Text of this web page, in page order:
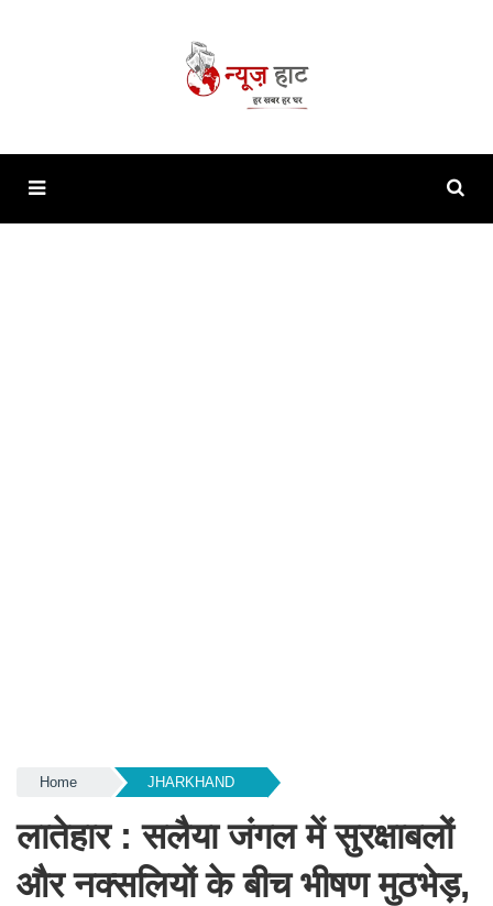
Home JHARKHAND
लातेहार : सलैया जंगल में सुरक्षाबलों
और नक्सलियों के बीच भीषण मुठभेड़,